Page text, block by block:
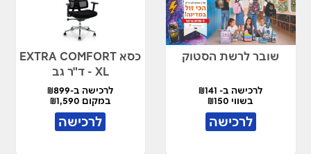
שובר לרשת הסטוק
לרכישה ב- ₪141
בשווי ₪150
לרכישה
כסא EXTRA COMFORT
XL - ד"ר גב
לרכישה ב-₪899
במקום ₪1,590
לרכישה